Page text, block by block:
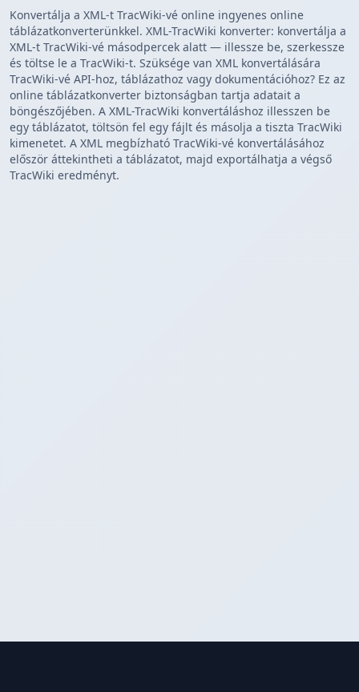
Konvertálja a XML-t TracWiki-vé online ingyenes online
táblázatkonverterünkkel. XML-TracWiki konverter: konvertálja a
XML-t TracWiki-vé másodpercek alatt — illessze be, szerkessze
és töltse le a TracWiki-t. Szüksége van XML konvertálására
TracWiki-vé API-hoz, táblázathoz vagy dokumentációhoz? Ez az
online táblázatkonverter biztonságban tartja adatait a
böngészőjében. A XML-TracWiki konvertáláshoz illesszen be
egy táblázatot, töltsön fel egy fájlt és másolja a tiszta TracWiki
kimenetet. A XML megbízható TracWiki-vé konvertálásához
először áttekintheti a táblázatot, majd exportálhatja a végső
TracWiki eredményt.